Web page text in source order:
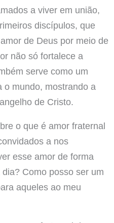
a viver em união,
discípulos, que
de Deus por meio de
não só fortalece a
serve como um
o mundo, mostrando a
de Cristo.
o que é amor fraternal
a nos
esse amor de forma
Como posso ser um
aqueles ao meu